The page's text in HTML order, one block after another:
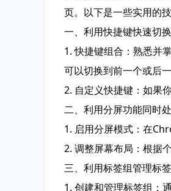
页。以下是一些实用的
一、利用快捷键快速切
1. 快捷键组合：熟悉并
可以切换到前一个或后一
2. 自定义快捷键：如果
二、利用分屏功能同时
1. 启用分屏模式：在
2. 调整屏幕布局：根据
三、利用标签组管理标
1. 创建和管理标签组：